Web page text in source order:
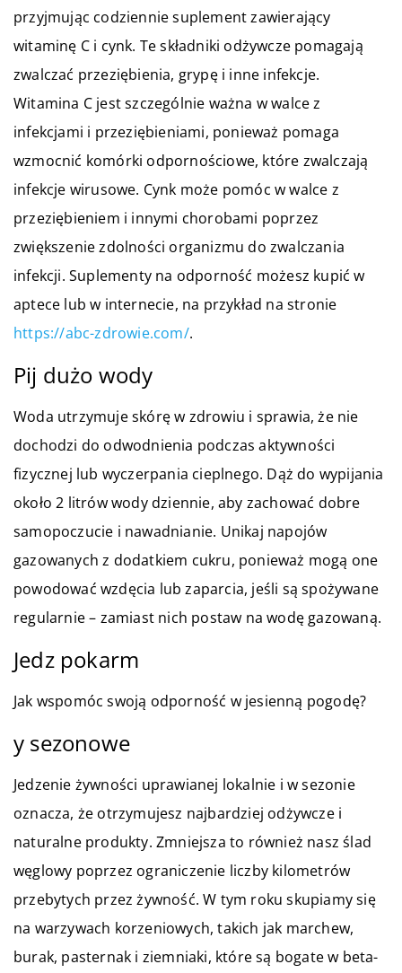
przyjmując codziennie suplement zawierający
witaminę C i cynk. Te składniki odżywcze pomagają
zwalczać przeziębienia, grypę i inne infekcje.
Witamina C jest szczególnie ważna w walce z
infekcjami i przeziębieniami, ponieważ pomaga
wzmocnić komórki odpornościowe, które zwalczają
infekcje wirusowe. Cynk może pomóc w walce z
przeziębieniem i innymi chorobami poprzez
zwiększenie zdolności organizmu do zwalczania
infekcji. Suplementy na odporność możesz kupić w
aptece lub w internecie, na przykład na stronie
https://abc-zdrowie.com/.
Pij dużo wody
Woda utrzymuje skórę w zdrowiu i sprawia, że nie
dochodzi do odwodnienia podczas aktywności
fizycznej lub wyczerpania cieplnego. Dąż do wypijania
około 2 litrów wody dziennie, aby zachować dobre
samopoczucie i nawadnianie. Unikaj napojów
gazowanych z dodatkiem cukru, ponieważ mogą one
powodować wzdęcia lub zaparcia, jeśli są spożywane
regularnie – zamiast nich postaw na wodę gazowaną.
Jedz pokarm
Jak wspomóc swoją odporność w jesienną pogodę?
y sezonowe
Jedzenie żywności uprawianej lokalnie i w sezonie
oznacza, że otrzymujesz najbardziej odżywcze i
naturalne produkty. Zmniejsza to również nasz ślad
węglowy poprzez ograniczenie liczby kilometrów
przebytych przez żywność. W tym roku skupiamy się
na warzywach korzeniowych, takich jak marchew,
burak, pasternak i ziemniaki, które są bogate w beta-